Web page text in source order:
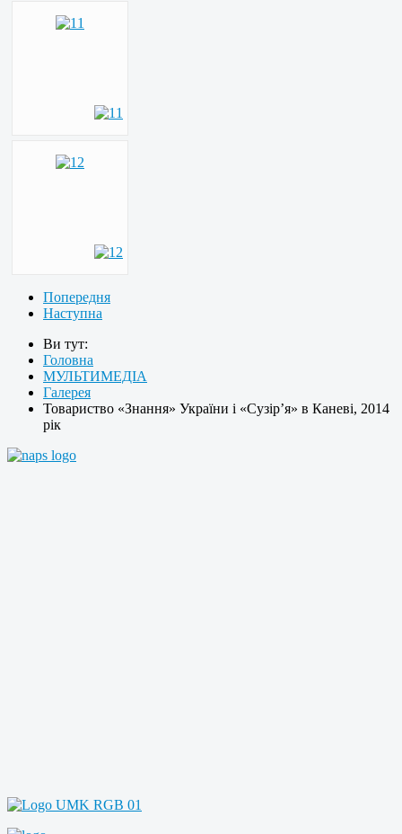
Попередня
Наступна
Ви тут:
Головна
МУЛЬТИМЕДІА
Галерея
Товариство «Знання» України і «Сузір’я» в Каневі, 2014
рік